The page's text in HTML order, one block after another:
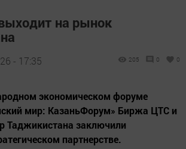
на рынок
- 17:35 205 0 0
экономическом форуме
мир: КазаньФорум» Биржа ЦТС и
Таджикистана заключили
партнерстве.